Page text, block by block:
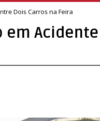
Dois Carros na Feira
em